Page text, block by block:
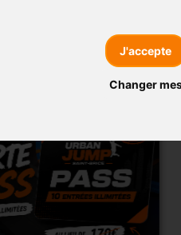
J'accepte
Changer